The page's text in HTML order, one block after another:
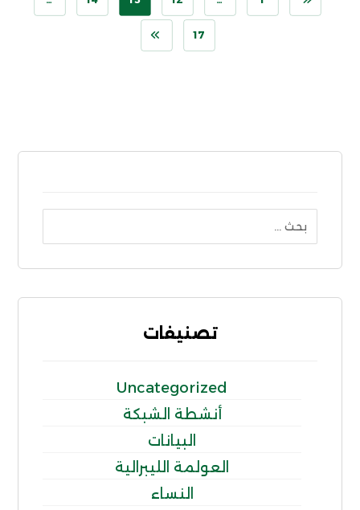
17
تصنيفات
Uncategorized
أنشطة الشبكة
البيانات
العولمة الليبرالية
النساء